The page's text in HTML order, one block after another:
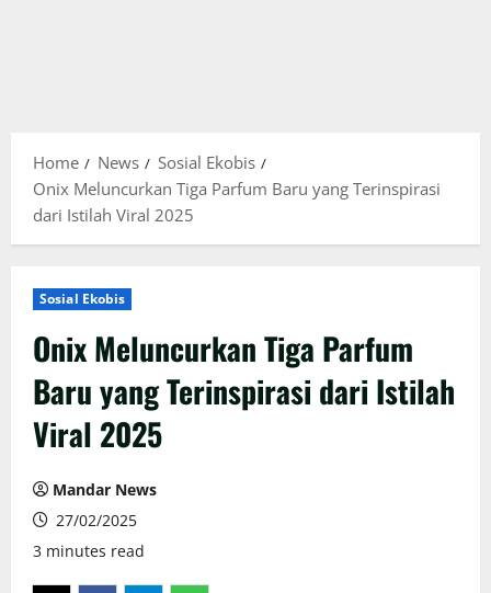
Home News
Sosial Ekobis
Onix Meluncurkan Tiga Parfum Baru yang Terinspirasi
dari Istilah Viral 2025
Sosial Ekobis
Onix Meluncurkan Tiga Parfum
Baru yang Terinspirasi dari Istilah
Viral 2025
Mandar News
27/02/2025
3 minutes read